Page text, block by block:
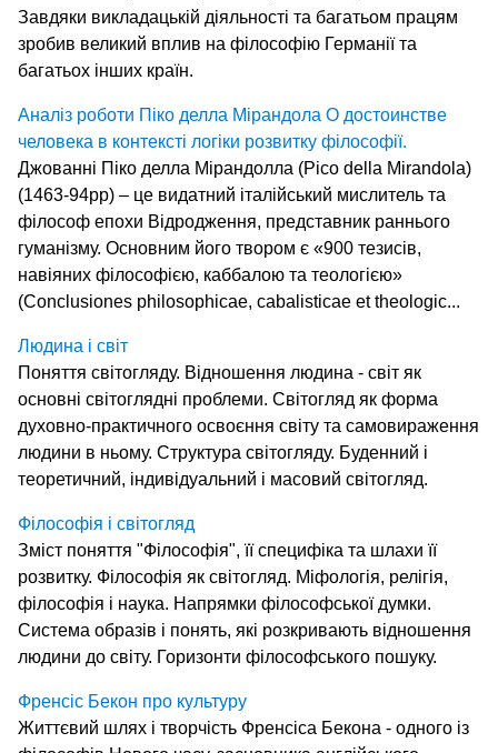
Завдяки викладацькій діяльності та багатьом працям
зробив великий вплив на філософію Германії та
багатьох інших країн.
Аналіз роботи Піко делла Мірандола О достоинстве
человека в контексті логіки розвитку філософії.
Джованні Піко делла Мірандолла (Pico della Mirandola)
(1463-94рр) – це видатний італійський мислитель та
філософ епохи Відродження, представник раннього
гуманізму. Основним його твором є «900 тезисів,
навіяних філософією, каббалою та теологією»
(Conclusiones philosophicae, cabalisticae et theologic...
Людина і світ
Поняття світогляду. Відношення людина - світ як
основні світоглядні проблеми. Світогляд як форма
духовно-практичного освоєння світу та самовираження
людини в ньому. Структура світогляду. Буденний і
теоретичний, індивідуальний і масовий світогляд.
Філософія і світогляд
Зміст поняття "Філософія", її специфіка та шлахи її
розвитку. Філософія як світогляд. Міфологія, релігія,
філософія і наука. Напрямки філософської думки.
Система образів і понять, які розкривають відношення
людини до світу. Горизонти філософського пошуку.
Френсіс Бекон про культуру
Життєвий шлях і творчість Френсіса Бекона - одного із